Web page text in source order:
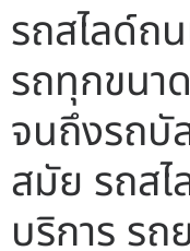
รถสไลด์ถ
รถทุกขนา
จนถึงรถ
สมัย รถส
บริการ ร